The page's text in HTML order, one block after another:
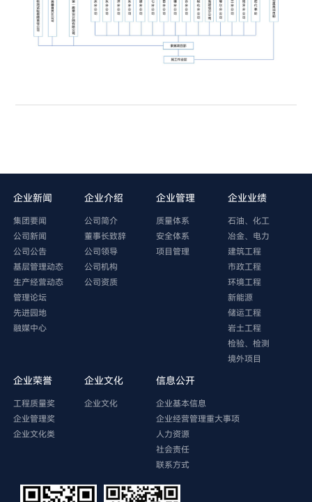
企业新闻
集团要闻
公司新闻
公司公告
基层管理动态
生产经营动态
管理论坛
先进园地
融媒中心
企业介绍
公司简介
董事长致辞
公司领导
公司机构
公司资质
企业管理
质量体系
安全体系
项目管理
企业业绩
石油、化工
冶金、电力
建筑工程
市政工程
环境工程
新能源
储运工程
岩土工程
检验、检测
境外项目
企业荣誉
工程质量奖
企业管理奖
企业文化类
企业文化
企业文化
信息公开
企业基本信息
企业经营管理重大事项
人力资源
社会责任
联系方式